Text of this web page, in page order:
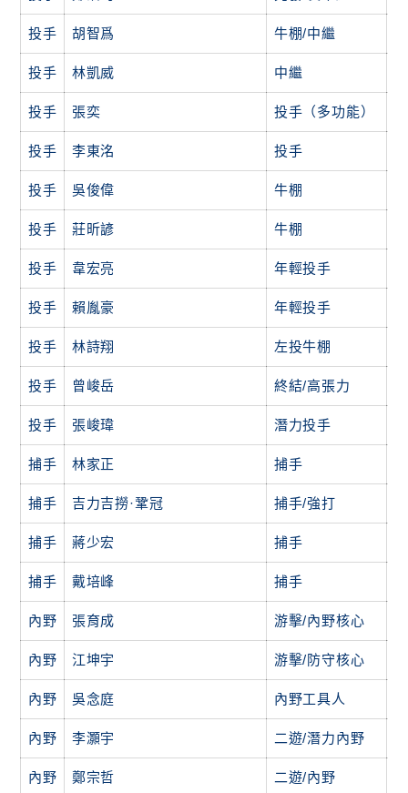
投手 胡智爲 牛棚/中繼
投手 林凱威 中繼
投手 張奕 投手（多功能）
投手 李東洺 投手
投手 吳俊偉 牛棚
投手 莊昕諺 牛棚
投手 韋宏亮 年輕投手
投手 賴胤豪 年輕投手
投手 林詩翔 左投牛棚
投手 曾峻岳 終結/高張力
投手 張峻瑋 潛力投手
捕手 林家正 捕手
捕手 吉力吉撈·鞏冠 捕手/強打
捕手 蔣少宏 捕手
捕手 戴培峰 捕手
內野 張育成 游擊/內野核心
內野 江坤宇 游擊/防守核心
內野 吳念庭 內野工具人
內野 李灝宇 二遊/潛力內野
內野 鄭宗哲 二遊/內野